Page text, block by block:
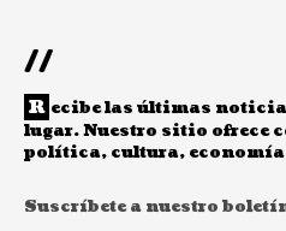
//
R ecibe las últimas
lugar. Nuestro sitio ofrece
política, cultura, economía
Suscríbete a nuestro